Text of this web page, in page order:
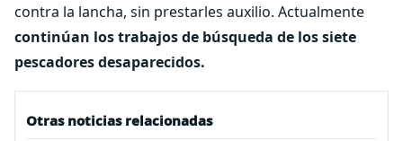
contra la lancha, sin prestarles auxilio. Actualmente
continúan los trabajos de búsqueda de los siete
pescadores desaparecidos.
Otras noticias relacionadas